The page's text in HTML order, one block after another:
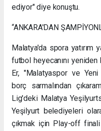
ediyor" diye konuştu.
“ANKARA'DAN
Malatya'da spora yatırım
futbol heyecanını yeniden
Er, "Malatyaspor ve
borç sarmalından
Lig'deki Malatya
Yeşilyurt belediyeleri
çıkmak için Play-off finali